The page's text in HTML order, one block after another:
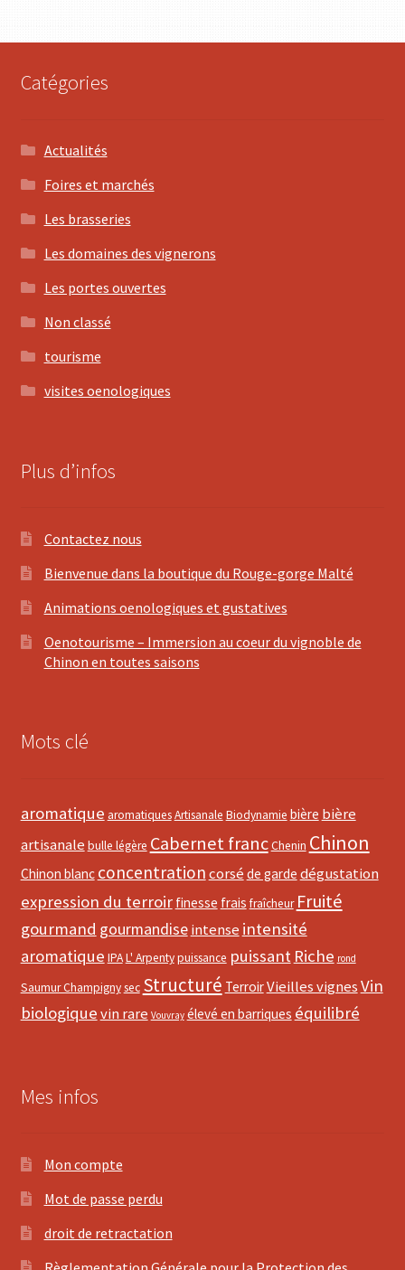
Catégories
Actualités
Foires et marchés
Les brasseries
Les domaines des vignerons
Les portes ouvertes
Non classé
tourisme
visites oenologiques
Plus d’infos
Contactez nous
Bienvenue dans la boutique du Rouge-gorge Malté
Animations oenologiques et gustatives
Oenotourisme – Immersion au coeur du vignoble de
Chinon en toutes saisons
Mots clé
aromatique aromatiquesArtisanale Biodynamie bière bière
artisanale bulle légère Cabernet francChenin Chinon
Chinon blanc concentrationcorsé de garde dégustation
expression du terroir finesse frais fraîcheur Fruité
gourmand gourmandise intense intensité
aromatique IPAL' Arpentypuissance puissant Riche rond
Saumur Champignysec Structuré TerroirVieilles vignesVin
biologiquevin rare Vouvray élevé en barriques équilibré
Mes infos
Mon compte
Mot de passe perdu
droit de retractation